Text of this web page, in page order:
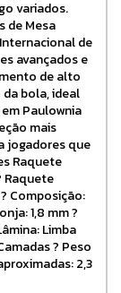
variados.
de Mesa
de
avançados e
de alto
da bola, ideal
Paulownia
mais
jogadores que
Raquete
Raquete
Composição:
1,8 mm ?
Limba
? Peso
2,3